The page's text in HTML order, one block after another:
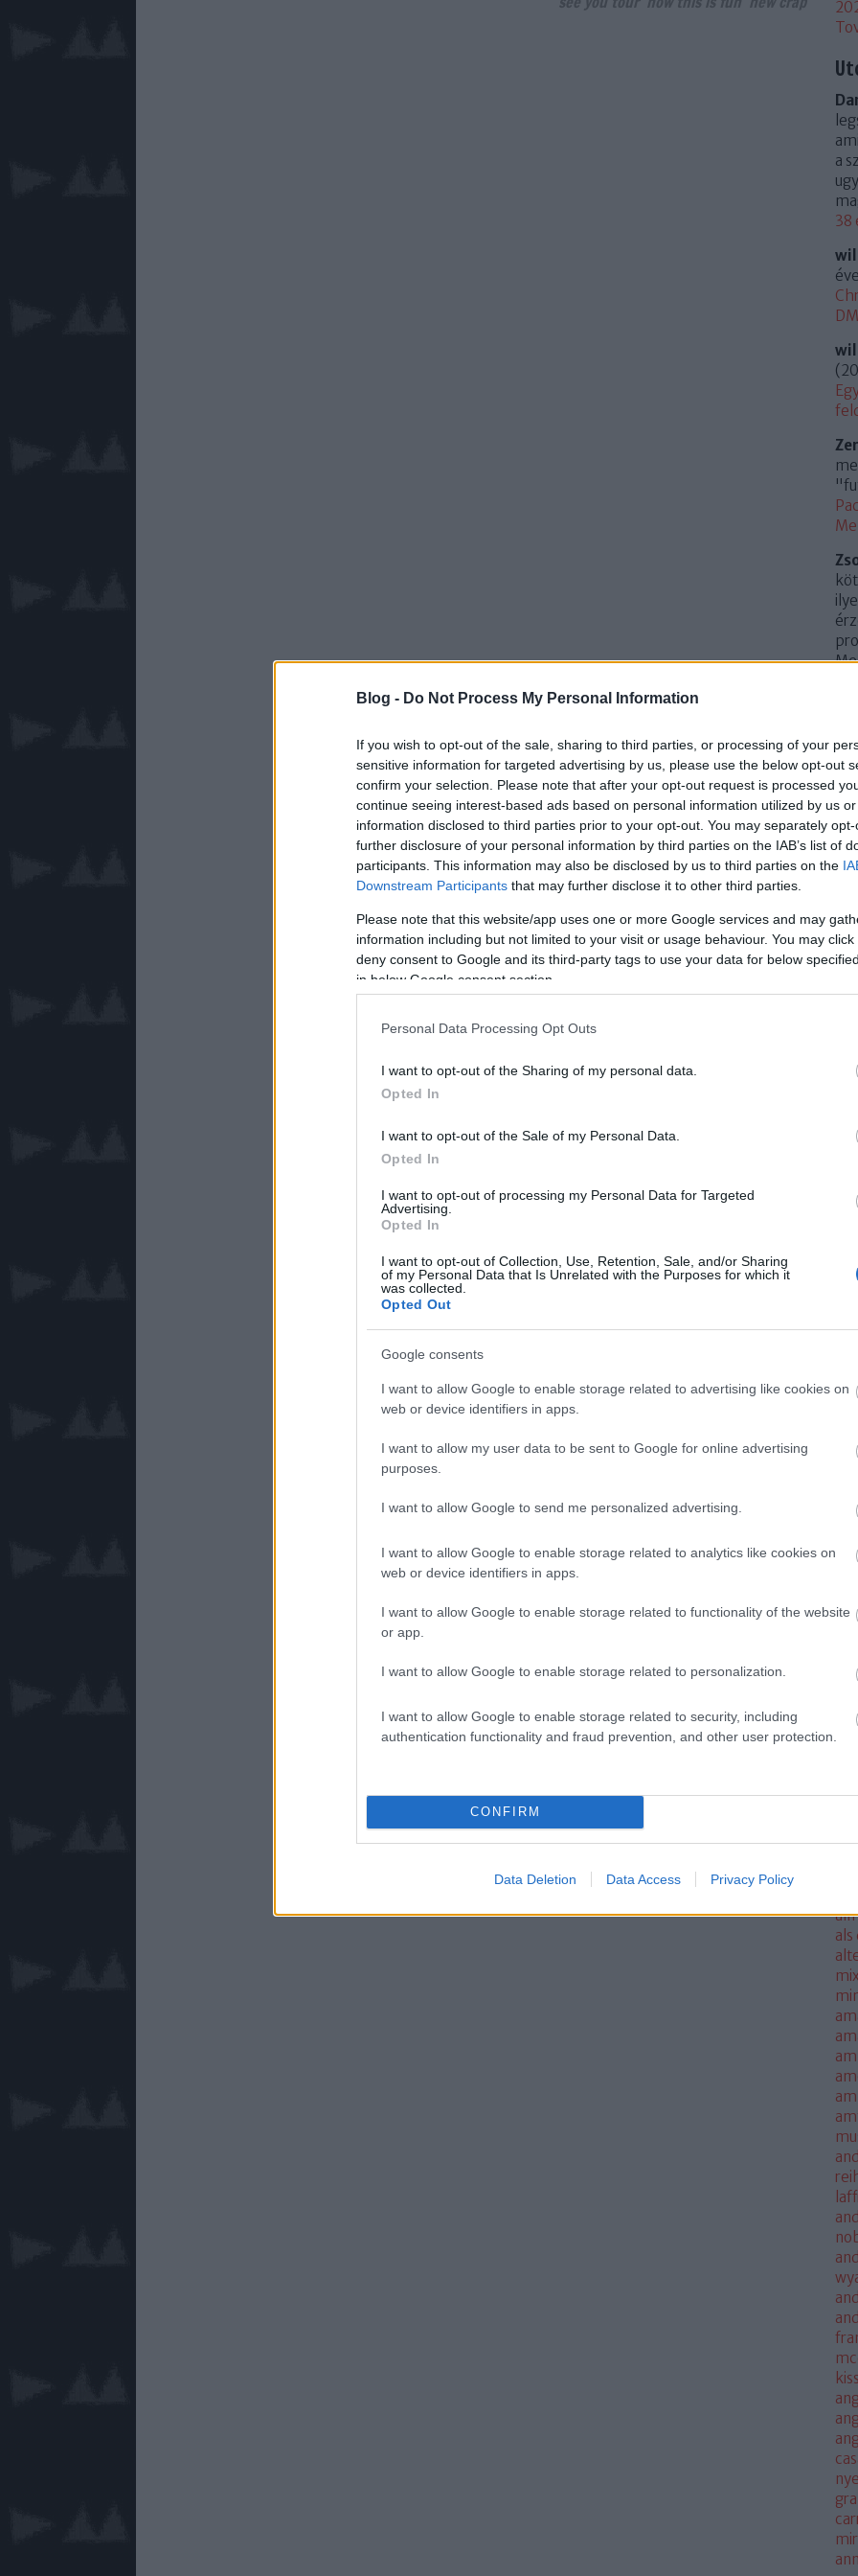
Blog - Do Not Process My Personal Information
If you wish to opt-out of the sale, sharing to third parties, or processing of your
sensitive information for targeted advertising by us, please use the below opt-out
confirm your selection. Please note that after your opt-out request is processed
continue seeing interest-based ads based on personal information utilized by us
information disclosed to third parties prior to your opt-out. You may separately
further disclosure of your personal information by third parties on the IAB’s list of
participants. This information may also be disclosed by us to third parties on the
Downstream Participants that may further disclose it to other third parties.
Please note that this website/app uses one or more Google services and may
information including but not limited to your visit or usage behaviour. You may
deny consent to Google and its third-party tags to use your data for below
in below Google consent section.
Personal Data Processing Opt Outs
I want to opt-out of the Sharing of my personal data.
Opted In
I want to opt-out of the Sale of my Personal Data.
Opted In
I want to opt-out of processing my Personal Data for Targeted
Advertising.
Opted In
I want to opt-out of Collection, Use, Retention, Sale, and/or Sharing
of my Personal Data that Is Unrelated with the Purposes for which it
was collected.
Opted Out
Google consents
I want to allow Google to enable storage related to advertising like cookies on
web or device identifiers in apps.
I want to allow my user data to be sent to Google for online advertising
purposes.
I want to allow Google to send me personalized advertising.
I want to allow Google to enable storage related to analytics like cookies on
web or device identifiers in apps.
I want to allow Google to enable storage related to functionality of the website
or app.
I want to allow Google to enable storage related to personalization.
I want to allow Google to enable storage related to security, including
authentication functionality and fraud prevention, and other user protection.
CONFIRM
Data Deletion Data Access Privacy Policy
a
38
(
.
als
mix